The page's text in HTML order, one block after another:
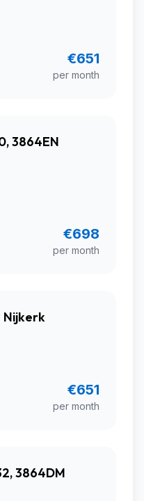
€651
per month
3864EN
€698
per month
Nijkerk
€651
per month
3864DM